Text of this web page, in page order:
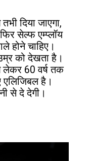
दिया जाएगा,
सेल्फ एम्प्लॉय
होने चाहिए।
को देखता है।
60 वर्ष तक
है।
से दे देगी।